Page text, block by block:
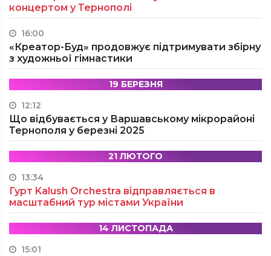
концертом у Тернополі
16:00
«Креатор-Буд» продовжує підтримувати збірну
з художньої гімнастики
19 БЕРЕЗНЯ
12:12
Що відбувається у Варшавському мікрорайоні
Тернополя у березні 2025
21 ЛЮТОГО
13:34
Гурт Kalush Orchestra відправляється в
масштабний тур містами України
14 ЛИСТОПАДА
15:01